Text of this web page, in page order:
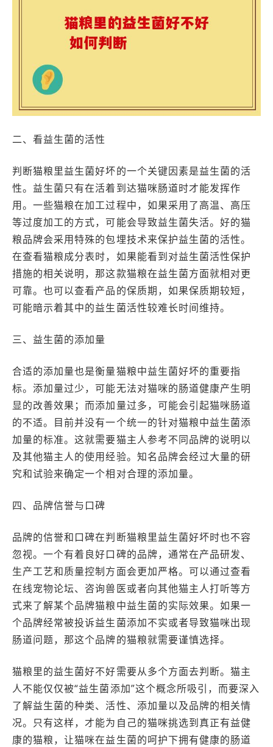
二、看益生菌的活性
判断猫粮里益生菌好坏的一个关键因素是益生菌的活
性。益生菌只有在活着到达猫咪肠道时才能发挥作
用。一些猫粮在加工过程中，如果采用了高温、高压
等过度加工的方式，可能会导致益生菌失活。好的猫
粮品牌会采用特殊的包埋技术来保护益生菌的活性。
在查看猫粮成分表时，如果能看到对益生菌活性保护
措施的相关说明，那这款猫粮在益生菌方面就相对更
可靠。也可以查看产品的保质期，如果保质期较短，
可能暗示着其中的益生菌活性较难长时间维持。
三、益生菌的添加量
合适的添加量也是衡量猫粮中益生菌好坏的重要指
标。添加量过少，可能无法对猫咪的肠道健康产生明
显的改善效果；而添加量过多，可能会引起猫咪肠道
的不适。目前并没有一个统一的针对猫粮中益生菌添
加量的标准。这就需要猫主人参考不同品牌的说明以
及其他猫主人的使用经验。知名品牌会经过大量的研
究和试验来确定一个相对合理的添加量。
四、品牌信誉与口碑
品牌的信誉和口碑在判断猫粮里益生菌好坏时也不容
忽视。一个有着良好口碑的品牌，通常在产品研发、
生产工艺和质量控制方面会更加严格。可以通过查看
在线宠物论坛、咨询兽医或者向其他猫主人打听等方
式来了解某个品牌猫粮中益生菌的实际效果。如果一
个品牌经常被投诉益生菌添加不实或者导致猫咪出现
肠道问题，那这个品牌的猫粮就需要谨慎选择。
猫粮里的益生菌好不好需要从多个方面去判断。猫主
人不能仅仅被“益生菌添加”这个概念所吸引，而要深入
了解益生菌的种类、活性、添加量以及品牌的相关情
况。只有这样，才能为自己的猫咪挑选到真正有益健
康的猫粮，让猫咪在益生菌的呵护下拥有健康的肠道